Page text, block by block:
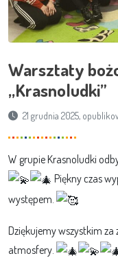
Warsztaty
,,Krasnoludki”
21 grudnia 2025,
W grupie Krasnoludki
Piękny czas
występem.
Dziękujemy wszystkim za
atmosfery.